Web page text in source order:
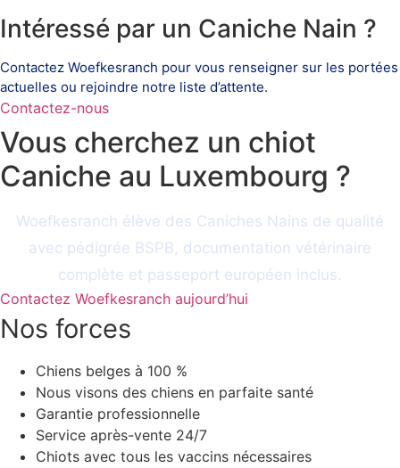
Intéressé par un Caniche Nain ?
Contactez Woefkesranch pour vous renseigner sur les portées
actuelles ou rejoindre notre liste d’attente.
Contactez-nous
Vous cherchez un chiot
Caniche au Luxembourg ?
Woefkesranch élève des Caniches Nains de qualité
avec pédigrée BSPB, documentation vétérinaire
complète et passeport européen inclus.
Contactez Woefkesranch aujourd’hui
Nos forces
Chiens belges à 100 %
Nous visons des chiens en parfaite santé
Garantie professionnelle
Service après-vente 24/7
Chiots avec tous les vaccins nécessaires